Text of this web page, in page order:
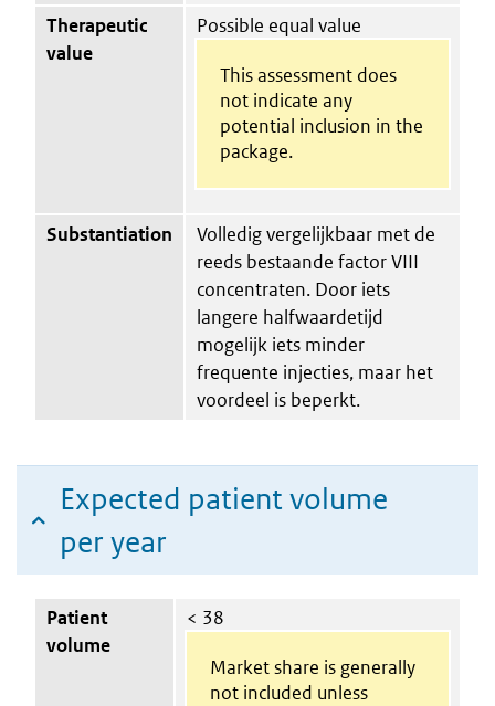
Therapeutic
value
Possible equal value
This assessment does
not indicate any
potential inclusion in the
package.
Substantiation
Volledig vergelijkbaar met de
reeds bestaande factor VIII
concentraten. Door iets
langere halfwaardetijd
mogelijk iets minder
frequente injecties, maar het
voordeel is beperkt.
Expected patient volume
per year
Patient
volume
< 38
Market share is generally
not included unless